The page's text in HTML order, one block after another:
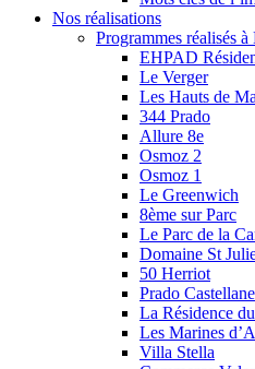
Nos réalisations
Programmes réalisés
EHPAD
Le Verger
Les Hauts de
344 Prado
Allure 8e
Osmoz 2
Osmoz 1
Le Greenwich
8ème sur Parc
Le Parc de la
Domaine St
50 Herriot
Prado Castellane
La Résidence
Les Marines
Villa Stella